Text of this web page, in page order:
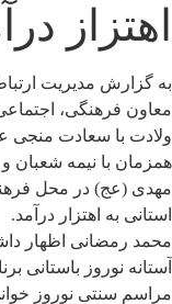
اهتزاز
به گزارش مدیریت
معاون فرهنگی،
ولادت با سعادت
همزمان با نیمه
مهدی (عج) در محل
استانی به اهتزار درآمد.
محمد رمضانی اظهار
آستانه نوروز باستانی‌
مراسم سنتی نوروز